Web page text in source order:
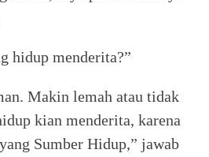
hidup menderita?”
Makin lemah atau tidak
kian menderita, karena
Sumber Hidup,” jawab